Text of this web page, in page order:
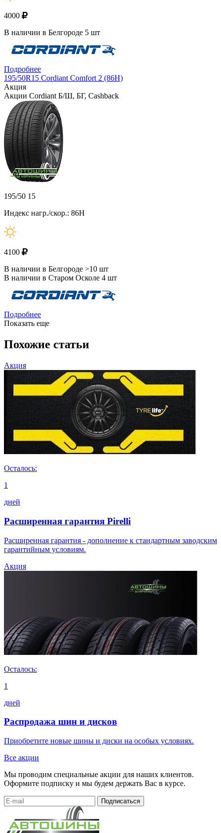
4000
В наличии в Белгороде 5 шт
Подробнее
195/50R15 Cordiant Comfort 2 (86H)
Акция
Акции Cordiant Б/Ш, БГ, Cashback
195/50 15
Индекс нагр./скор.: 86H
4100
В наличии в Белгороде >10 шт
В наличии в Старом Осколе 4 шт
Подробнее
Показать еще
Похожие статьи
Акция
Осталось:
1
дней
Расширенная гарантия Pirelli
Расширенная гарантия - дополнение к стандартным заводским
гарантийным условиям.
Акция
Осталось:
1
дней
Распродажа шин и дисков
Приобретите новые шины и диски на особых условиях.
Все акции
Мы проводим специальные акции для наших клиентов.
Оформите подписку и мы будем держать Вас в курсе.
Подписаться